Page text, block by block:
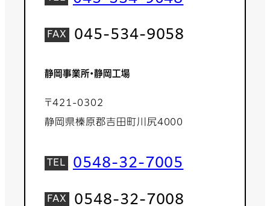
045-534-9058
静岡事業所・静岡工場
〒421-0302
静岡県榛原郡吉田町川尻4000
0548-32-7005
0548-32-7008